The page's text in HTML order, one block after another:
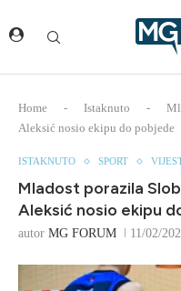
Home - Istaknuto -
Aleksić nosio ekipu do pobjede
ISTAKNUTO SPORT
Mladost porazila
Aleksić nosio ekipu
autor MG FORUM 11/02/